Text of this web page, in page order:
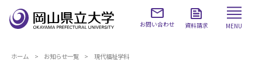
お問い合わせ 資料請求 MENU
ホーム お知らせ一覧 現代福祉学科